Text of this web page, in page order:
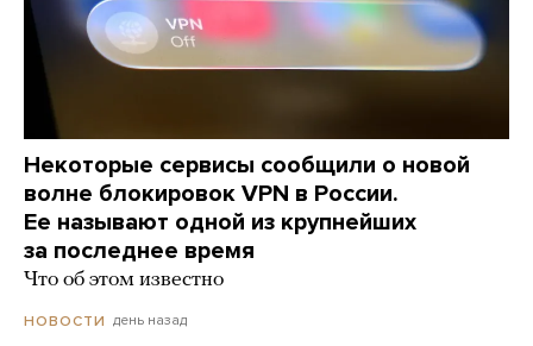
Некоторые сервисы сообщили о новой
волне блокировок VPN в России.
Ее называют одной из крупнейших
за последнее время
Что об этом известно
НОВОСТИ день назад